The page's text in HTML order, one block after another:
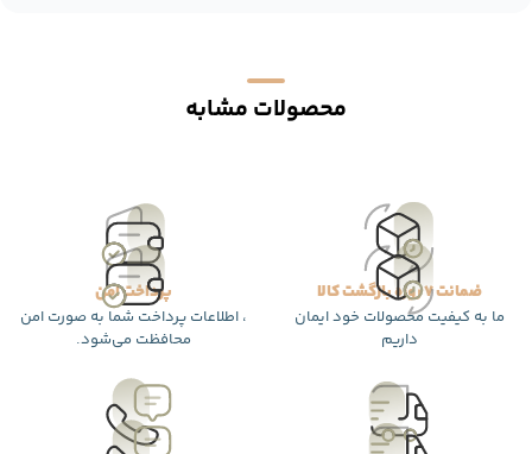
محصولات مشابه
ضمانت 7 روزه بازگشت کالا
ما به کیفیت محصولات خود ایمان
داریم
پرداخت امن
، اطلاعات پرداخت شما به صورت امن
محافظت می‌شود.